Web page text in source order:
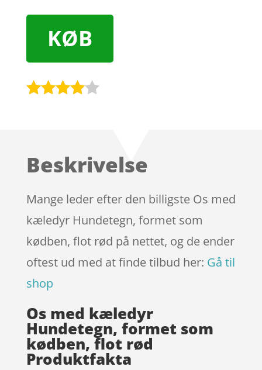
KØB
på
ømmels
er
Beskrivelse
Mange leder efter den billigste Os med
kæledyr Hundetegn, formet som
kødben, flot rød på nettet, og de ender
oftest ud med at finde tilbud her: Gå til
shop
Os med kæledyr
Hundetegn, formet som
kødben, flot rød
Produktfakta